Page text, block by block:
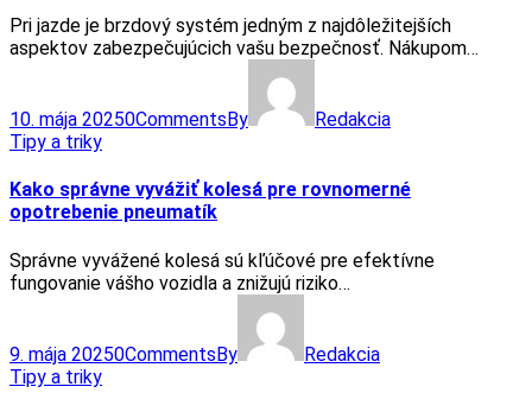
Pri jazde je brzdový systém jedným z najdôležitejších
aspektov zabezpečujúcich vašu bezpečnosť. Nákupom…
10. mája 20250Comments By
Redakcia
Tipy a triky
Kako správne vyvážiť kolesá pre rovnomerné
opotrebenie pneumatík
Správne vyvážené kolesá sú kľúčové pre efektívne
fungovanie vášho vozidla a znižujú riziko…
9. mája 20250CommentsBy
Redakcia
Tipy a triky